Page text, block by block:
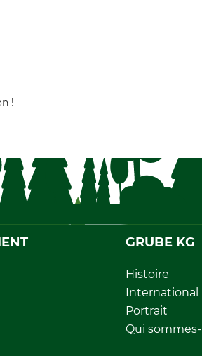
!
GRUBE KG
Histoire
International
Portrait
Qui